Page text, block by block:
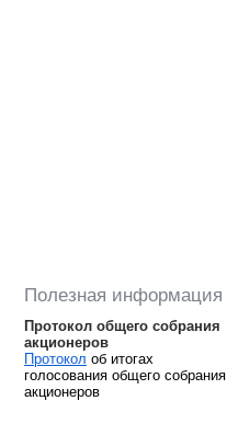
Полезная информация
Протокол общего собрания
акционеров
Протокол об итогах
голосования общего собрания
акционеров